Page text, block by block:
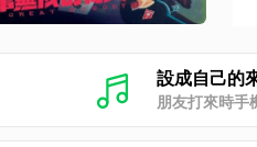
設成自己的
朋友打來時手